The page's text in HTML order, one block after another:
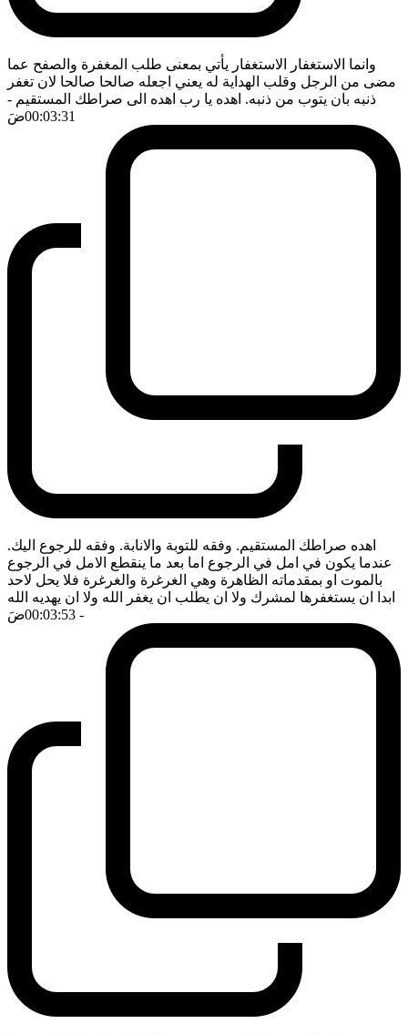
وانما الاستغفار الاستغفار يأتي بمعنى طلب المغفرة والصفح عما
مضى من الرجل وقلب الهداية له يعني اجعله صالحا صالحا لان تغفر
ذنبه بان يتوب من ذنبه. اهده يا رب اهده الى صراطك المستقيم -
00:03:31ضَ
اهده صراطك المستقيم. وفقه للتوبة والانابة. وفقه للرجوع اليك.
عندما يكون في امل في الرجوع اما بعد ما ينقطع الامل في الرجوع
بالموت او بمقدماته الظاهرة وهي الغرغرة والغرغرة فلا يحل لاحد
ابدا ان يستغفرها لمشرك ولا ان يطلب ان يغفر الله ولا ان يهديه الله
- 00:03:53
ضَ